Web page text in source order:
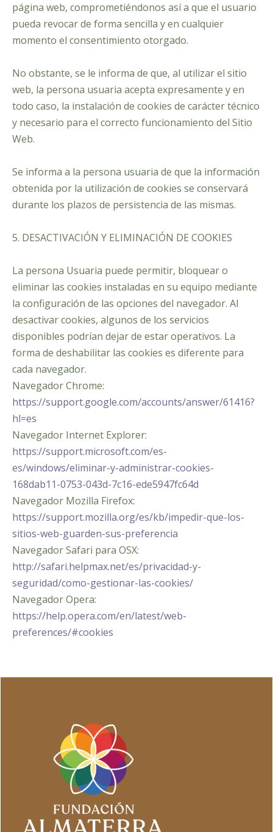
página web, comprometiéndonos así a que el usuario
pueda revocar de forma sencilla y en cualquier
momento el consentimiento otorgado.
No obstante, se le informa de que, al utilizar el sitio
web, la persona usuaria acepta expresamente y en
todo caso, la instalación de cookies de carácter técnico
y necesario para el correcto funcionamiento del Sitio
Web.
Se informa a la persona usuaria de que la información
obtenida por la utilización de cookies se conservará
durante los plazos de persistencia de las mismas.
5. DESACTIVACIÓN Y ELIMINACIÓN DE COOKIES
La persona Usuaria puede permitir, bloquear o
eliminar las cookies instaladas en su equipo mediante
la configuración de las opciones del navegador. Al
desactivar cookies, algunos de los servicios
disponibles podrían dejar de estar operativos. La
forma de deshabilitar las cookies es diferente para
cada navegador.
Navegador Chrome:
https://support.google.com/accounts/answer/61416?
hl=es
Navegador Internet Explorer:
https://support.microsoft.com/es-
es/windows/eliminar-y-administrar-cookies-
168dab11-0753-043d-7c16-ede5947fc64d
Navegador Mozilla Firefox:
https://support.mozilla.org/es/kb/impedir-que-los-
sitios-web-guarden-sus-preferencia
Navegador Safari para OSX:
http://safari.helpmax.net/es/privacidad-y-
seguridad/como-gestionar-las-cookies/
Navegador Opera:
https://help.opera.com/en/latest/web-
preferences/#cookies